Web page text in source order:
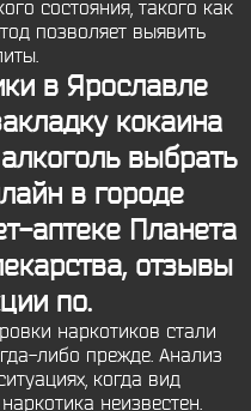
состояния, такого как
позволяет выявить
в Ярославле
кокаина
выбрать
в городе
аптеке Планета
отзывы
по.
наркотиков стали
либо прежде. Анализ
когда вид
неизвестен.